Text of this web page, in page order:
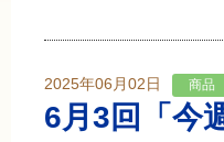
2025年06月02日 商品
6月3回「今